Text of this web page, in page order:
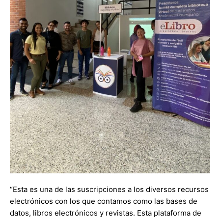
“Esta es una de las suscripciones a los diversos recursos
electrónicos con los que contamos como las bases de
datos, libros electrónicos y revistas. Esta plataforma de